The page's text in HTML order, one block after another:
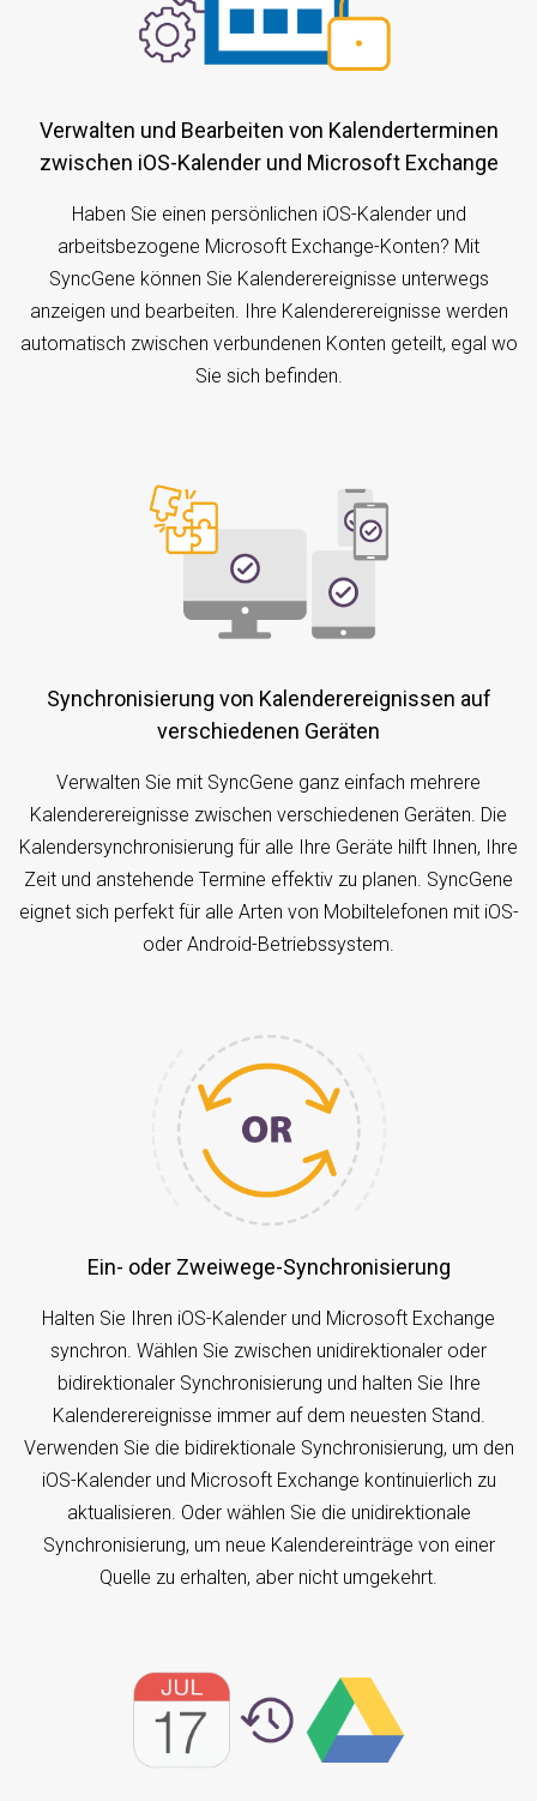
Verwalten und Bearbeiten von Kalenderterminen
zwischen iOS-Kalender und Microsoft Exchange
Haben Sie einen persönlichen iOS-Kalender und
arbeitsbezogene Microsoft Exchange-Konten? Mit
SyncGene können Sie Kalenderereignisse unterwegs
anzeigen und bearbeiten. Ihre Kalenderereignisse werden
automatisch zwischen verbundenen Konten geteilt, egal wo
Sie sich befinden.
Synchronisierung von Kalenderereignissen auf
verschiedenen Geräten
Verwalten Sie mit SyncGene ganz einfach mehrere
Kalenderereignisse zwischen verschiedenen Geräten. Die
Kalendersynchronisierung für alle Ihre Geräte hilft Ihnen, Ihre
Zeit und anstehende Termine effektiv zu planen. SyncGene
eignet sich perfekt für alle Arten von Mobiltelefonen mit iOS-
oder Android-Betriebssystem.
Ein- oder Zweiwege-Synchronisierung
Halten Sie Ihren iOS-Kalender und Microsoft Exchange
synchron. Wählen Sie zwischen unidirektionaler oder
bidirektionaler Synchronisierung und halten Sie Ihre
Kalenderereignisse immer auf dem neuesten Stand.
Verwenden Sie die bidirektionale Synchronisierung, um den
iOS-Kalender und Microsoft Exchange kontinuierlich zu
aktualisieren. Oder wählen Sie die unidirektionale
Synchronisierung, um neue Kalendereinträge von einer
Quelle zu erhalten, aber nicht umgekehrt.